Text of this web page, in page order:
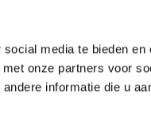
media te bieden en
onze partners voor
informatie die u